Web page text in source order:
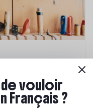
écologique
vouloir
Français ?